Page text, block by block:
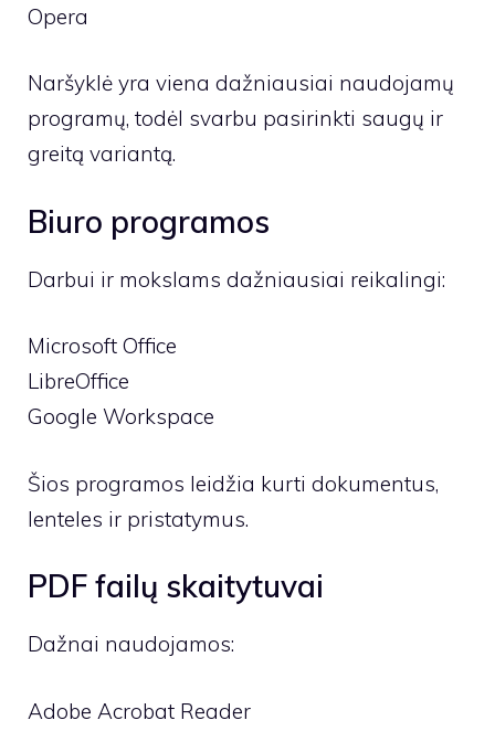
Opera
Naršyklė yra viena dažniausiai naudojamų
programų, todėl svarbu pasirinkti saugų ir
greitą variantą.
Biuro programos
Darbui ir mokslams dažniausiai reikalingi:
Microsoft Office
LibreOffice
Google Workspace
Šios programos leidžia kurti dokumentus,
lenteles ir pristatymus.
PDF failų skaitytuvai
Dažnai naudojamos:
Adobe Acrobat Reader